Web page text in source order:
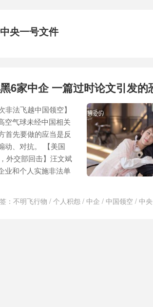
中央一号文件
6家中企 一篇过时论文引发的
非法飞越中国领空】
空气球未经中国相关
首先要做的应当是反
动、对抗。 【美国
外交部回击】汪文斌
业和个人实施非法单
： 不明飞行物 / 个人积怨 / 中企 / 中国领空 / 中